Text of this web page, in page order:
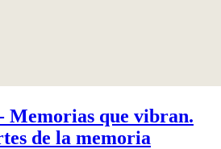
Memorias que vibran.
de la memoria